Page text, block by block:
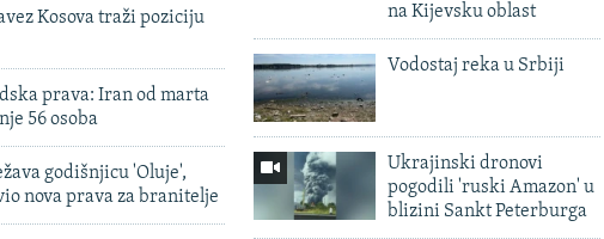
Kosova traži poziciju
prava: Iran od marta
56 osoba
godišnjicu 'Oluje',
nova prava za branitelje
na Kijevsku oblast
Vodostaj reka u Srbiji
Ukrajinski dronovi
pogodili 'ruski Amazon' u
blizini Sankt Peterburga